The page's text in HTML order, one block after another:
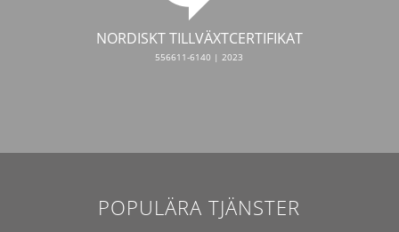
NORDISKT TILLVÄXTCERTIFIKAT
556611-6140 | 2023
POPULÄRA TJÄNSTER